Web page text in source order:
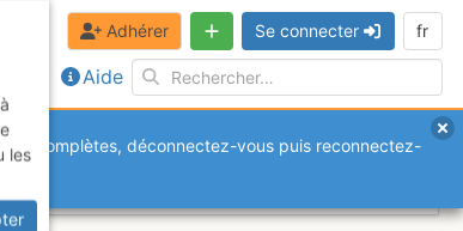
Aide
Adhérer Se connecter fr
incomplètes, déconnectez-vous puis reconnectez-
les